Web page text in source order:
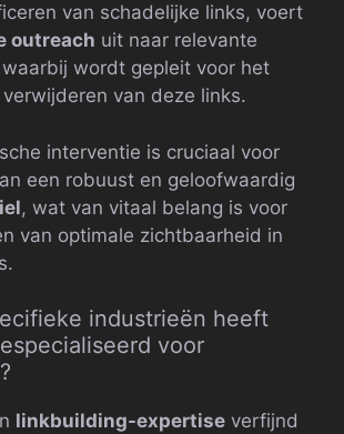
van schadelijke links, voert
outreach uit naar relevante
wordt gepleit voor het
van deze links.
interventie is cruciaal voor
een robuust en geloofwaardig
, wat van vitaal belang is voor
van optimale zichtbaarheid in
industrieën heeft
voor
linkbuilding-expertise verfijnd